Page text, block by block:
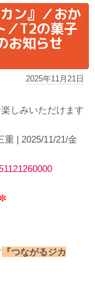
ン』／おか
／T2の菓子
お知らせ
2025年11月21日
しみいただけます
| 2025/11/21/金
『つながるジカ